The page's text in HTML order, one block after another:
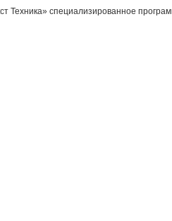
Техника» специализированное